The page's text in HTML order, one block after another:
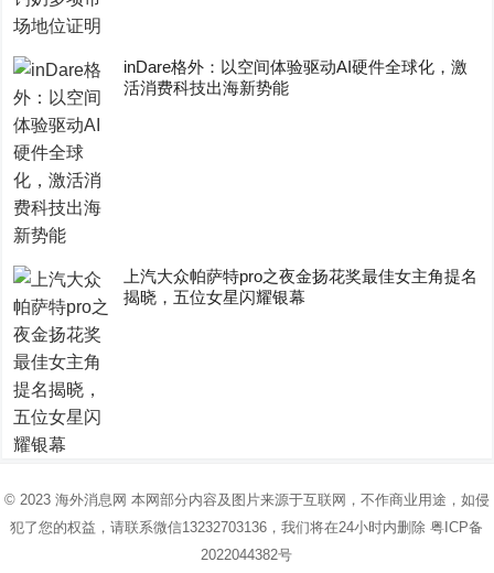
inDare格外：以空间体验驱动AI硬件全球化，激
活消费科技出海新势能
上汽大众帕萨特pro之夜金扬花奖最佳女主角提名
揭晓，五位女星闪耀银幕
© 2023 海外消息网 本网部分内容及图片来源于互联网，不作商业用途，如侵
犯了您的权益，请联系微信13232703136，我们将在24小时内删除粤ICP备
2022044382号